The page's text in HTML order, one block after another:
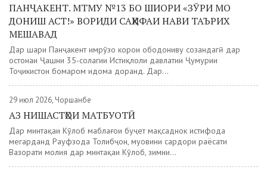
ПАНҶАКЕНТ. МТМУ №13 БО ШИОРИ «ЗӮРИ МО
ДОНИШ АСТ!» ВОРИДИ САҲИФАИ НАВИ ТАЪРИХ
МЕШАВАД
Дар шаҳри Панҷакент имрӯзҳо корҳои ободониву созандагӣ дар
остонаи Ҷашни 35-солагии Истиқлоли давлатии Ҷумҳурии
Тоҷикистон бомаром идома доранд. Дар...
29 июл 2026, Чоршанбе
АЗ НИШАСТҲОИ МАТБУОТӢ
Дар минтақаи Кӯлоб маблағҳои буҷет мақсаднок истифода
мегарданд Рауфзода Толибҷон, муовини сардори раёсати
Вазорати молия дар минтақаи Кӯлоб, зимни...